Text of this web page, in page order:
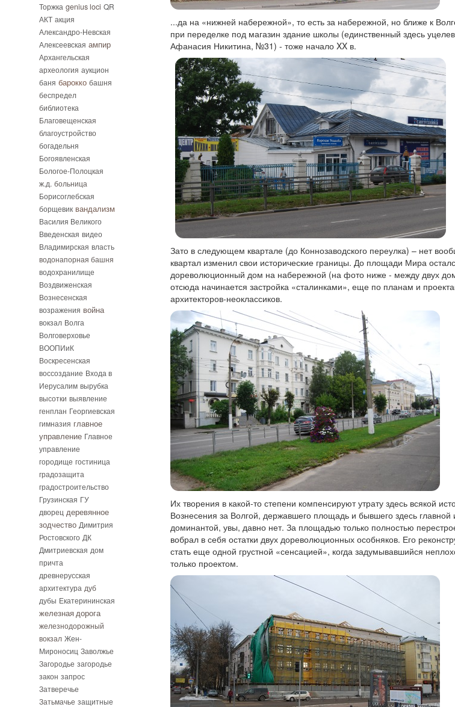
Торжка genius loci QR
АКТ акция
Александро-Невская
Алексеевская ампир
Архангельская
археология аукцион
баня барокко башня
беспредел
библиотека
Благовещенская
благоустройство
богадельня
Богоявленская
Бологое-Полоцкая
ж.д. больница
Борисоглебская
борщевик вандализм
Василия Великого
Введенская видео
Владимирская власть
водонапорная башня
водохранилище
Воздвиженская
Вознесенская
возражения война
вокзал Волга
Волговерховье
ВООПИиК
Воскресенская
воссоздание Входа в
Иерусалим вырубка
высотки выявление
генплан Георгиевская
гимназия главное
управление Главное
управление
городище гостиница
градозащита
градостроительство
Грузинская ГУ
дворец деревянное
зодчество Димитрия
Ростовского ДК
Дмитриевская дом
причта
древнерусская
архитектура дуб
дубы Екатерининская
железная дорога
железнодорожный
вокзал Жен-
Мироносиц Заволжье
Загородье загородье
закон запрос
Затверечье
Затьмачье защитные
...да на «нижней набережной», то есть за набережной, но ближе к
при переделке под магазин здание школы (единственный здесь
Афанасия Никитина, №31) - тоже начало XX в.
Зато в следующем квартале (до Коннозаводского переулка) – нет
квартал изменил свои исторические границы. До площади Мира
дореволюционный дом на набережной (на фото ниже - между двух
отсюда начинается застройка «сталинками», еще по планам и
архитекторов-неоклассиков.
Их творения в какой-то степени компенсируют утрату здесь всякой
Вознесения за Волгой, державшего площадь и бывшего здесь главной
доминантой, увы, давно нет. За площадью только полностью
вобрал в себя остатки двух дореволюционных особняков. Его
стать еще одной грустной «сенсацией», когда задумывавшийся
только проектом.